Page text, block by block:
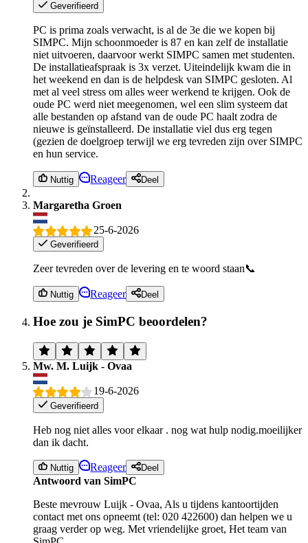
Geverifieerd
PC is prima zoals verwacht, is al de 3e die we kopen bij
SIMPC. Mijn schoonmoeder is 87 en kan zelf de installatie
niet uitvoeren, daarvoor werkt SIMPC samen met studenten.
De installatieafspraak is 3x verzet. Uiteindelijk kwam die in
het weekend en dan is de helpdesk van SIMPC gesloten. Al
met al veel stress om alles weer werkend te krijgen. Ook de
oude PC werd niet meegenomen, wel een slim systeem dat
alle bestanden op afstand van de oude PC haalt zodra de
nieuwe is geïnstalleerd. De installatie viel dus erg tegen
(gezien de doelgroep terwijl we erg tevreden zijn over SIMPC
en hun service.
Nuttig Reageer Deel
Margaretha Groen
25-6-2026
Geverifieerd
Zeer tevreden over de levering en te woord staan📞
Nuttig Reageer Deel
Hoe zou je SimPC beoordelen?
Mw. M. Luijk - Ovaa
19-6-2026
Geverifieerd
Heb nog niet alles voor elkaar . nog wat hulp nodig.moeilijker
dan ik dacht.
Nuttig Reageer Deel
Antwoord van SimPC
Beste mevrouw Luijk - Ovaa, Als u tijdens kantoortijden
contact met ons opneemt (tel: 020 422600) dan helpen we u
graag verder op weg. Met vriendelijke groet, Het team van